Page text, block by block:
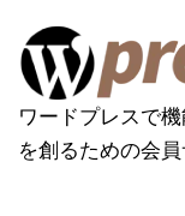
ワードプレスで
を創るための会員